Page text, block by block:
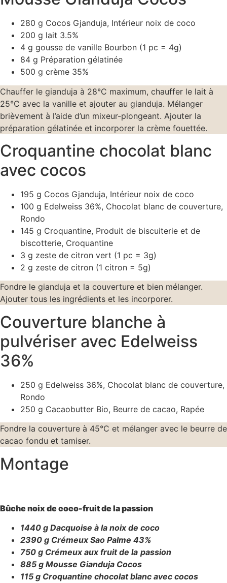
280 g Cocos Gjanduja, Intérieur noix de coco
200 g lait 3.5%
4 g gousse de vanille Bourbon (1 pc = 4g)
84 g Préparation gélatinée
500 g crème 35%
Chauffer le gianduja à 28°C maximum, chauffer le lait à
25°C avec la vanille et ajouter au gianduja. Mélanger
brièvement à l’aide d’un mixeur-plongeant. Ajouter la
préparation gélatinée et incorporer la crème fouettée.
Croquantine chocolat blanc
avec cocos
195 g Cocos Gjanduja, Intérieur noix de coco
100 g Edelweiss 36%, Chocolat blanc de couverture,
Rondo
145 g Croquantine, Produit de biscuiterie et de
biscotterie, Croquantine
3 g zeste de citron vert (1 pc = 3g)
2 g zeste de citron (1 citron = 5g)
Fondre le gianduja et la couverture et bien mélanger.
Ajouter tous les ingrédients et les incorporer.
Couverture blanche à
pulvériser avec Edelweiss
36%
250 g Edelweiss 36%, Chocolat blanc de couverture,
Rondo
250 g Cacaobutter Bio, Beurre de cacao, Rapée
Fondre la couverture à 45°C et mélanger avec le beurre de
cacao fondu et tamiser.
Montage
Bûche noix de coco-fruit de la passion
1440 g Dacquoise à la noix de coco
2390 g Crémeux Sao Palme 43%
750 g Crémeux aux fruit de la passion
885 g Mousse Gianduja Cocos
115 g Croquantine chocolat blanc avec cocos